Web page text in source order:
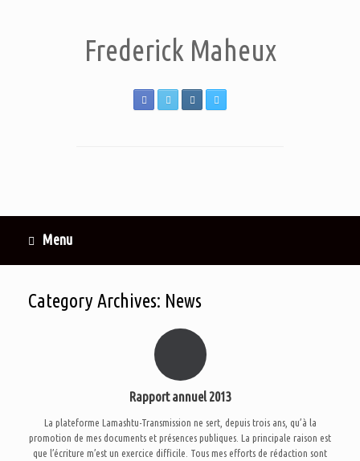
Frederick Maheux
Menu
Category Archives: News
Rapport annuel 2013
La plateforme Lamashtu-Transmission ne sert, depuis trois ans, qu’à la
promotion de mes documents et présences publiques. La principale raison est
que l’écriture m’est un exercice difficile. Tous mes efforts de rédaction sont